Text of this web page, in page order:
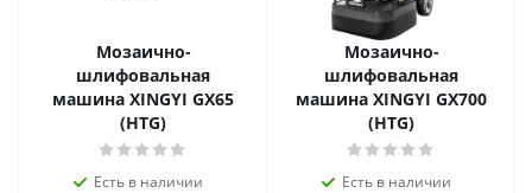
Мозаично-
шлифовальная
машина XINGYI GX65
(HTG)
Есть в наличии
Мозаично-
шлифовальная
машина XINGYI GX700
(HTG)
Есть в наличии